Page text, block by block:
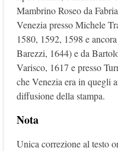
Mambrino Roseo da
Venezia presso Michele
1580, 1592, 1598 e
Barezzi, 1644) e da
Varisco, 1617 e presso
che Venezia era in quegli
diffusione della stampa.
Nota
Unica correzione al testo